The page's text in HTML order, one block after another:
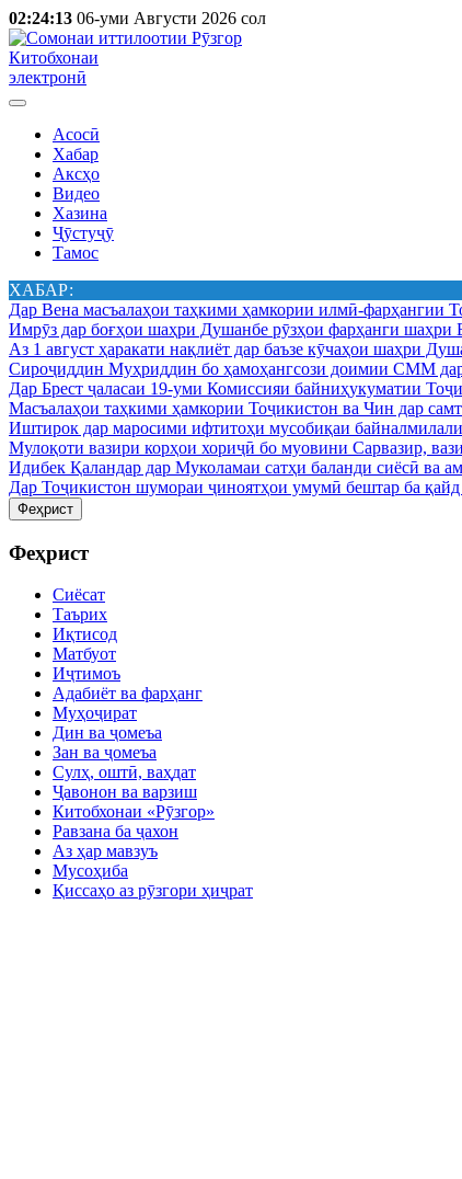
02:24:13 06-уми Августи 2026 сол
Китобхонаи
электронӣ
Асосӣ
Хабар
Аксҳо
Видео
Хазина
Ҷӯстуҷӯ
Тамос
ХАБАР:
Дар Вена масъалаҳои таҳкими ҳамкории илмӣ-фарҳангии
Имрӯз дар боғҳои шаҳри Душанбе рӯзҳои фарҳанги шаҳри
Аз 1 август ҳаракати нақлиёт дар баъзе кӯчаҳои шаҳри
Сироҷиддин Муҳриддин бо ҳамоҳангсози доимии СММ
Дар Брест ҷаласаи 19-уми Комиссияи байниҳукуматии
Масъалаҳои таҳкими ҳамкории Тоҷикистон ва Чин дар
Иштирок дар маросими ифтитоҳи мусобиқаи
Мулоқоти вазири корҳои хориҷӣ бо муовини Сарвазир,
Идибек Қаландар дар Муколамаи сатҳи баланди сиёсӣ
Дар Тоҷикистон шумораи ҷиноятҳои умумӣ бештар ба қайд
Феҳрист
Феҳрист
Сиёсат
Таърих
Иқтисод
Матбуот
Иҷтимоъ
Адабиёт ва фарҳанг
Муҳоҷират
Дин ва ҷомеъа
Зан ва ҷомеъа
Сулҳ, оштӣ, ваҳдат
Ҷавонон ва варзиш
Китобхонаи «Рӯзгор»
Равзана ба ҷахон
Аз ҳар мавзуъ
Мусоҳиба
Қиссаҳо аз рӯзгори ҳиҷрат